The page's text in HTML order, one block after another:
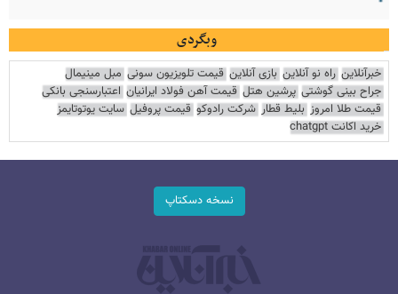
وبگردی
خبرآنلاین راه نو آنلاین بازی آنلاین قیمت تلویزیون سونی مبل مینیمال
جراح بینی گوشتی پرشین هتل قیمت آهن فولاد ایرانیان اعتبارسنجی بانکی
قیمت طلا امروز بلیط قطار شرکت رادوکو قیمت پروفیل سایت یوتوتایمز
خرید اکانت chatgpt
نسخه دسکتاپ